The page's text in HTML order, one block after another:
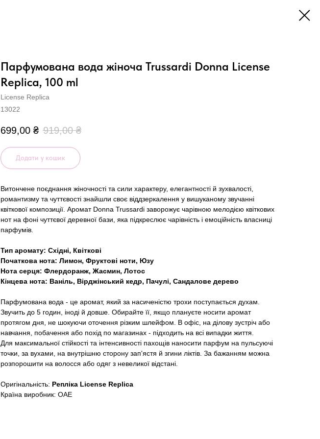
Парфумована вода жіноча Trussardi Donna License
Replica, 100 ml
License Replica
13022
699,00 ₴ 919,00 ₴
Додати у кошик
Витончене поєднання жіночності та сили характеру, елегантності й зухвалості,
романтизму та чуттєвості знайшли своє віддзеркалення у вишуканому звучанні
квіткової композиції. Аромат Donna Trussardi заворожує чарівною мелодією квіткових
нот на фоні чуттєвої деревної бази, яка підкреслює чарівність і емоційність власниці
парфумів.
Тип аромату: Східні, Квіткові
Початкова нота: Лимон, Фруктові ноти, Юзу
Нота серця: Флердоранж, Жасмин, Лотос
Кінцева нота: Ваніль, Вірджінський кедр, Пачулі, Сандалове дерево
Парфумована вода - це аромат, який за насиченістю трохи поступається духам.
Звучить до 5 годин, іноді й довше. Обирайте її, якщо плануєте носити аромат
протягом дня, не шокуючи оточення різким шлейфом. В офіс, на ділову зустріч або
навчання, побачення або похід по магазинах - підходить на всі випадки життя.
Для максимальної стійкості та інтенсивності пахощів наносити парфум на пульсуючі
точки, за вухами, на внутрішню сторону зап'ястя й згини ліктів. За бажанням можна
розпорошити на волосся або одяг з невеликої відстані.
Оригінальність: Репліка License Replica
Країна виробник: ОАЕ